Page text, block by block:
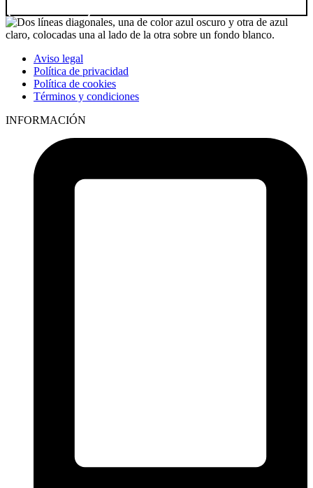
Aviso legal
Política de privacidad
Política de cookies
Términos y condiciones
INFORMACIÓN